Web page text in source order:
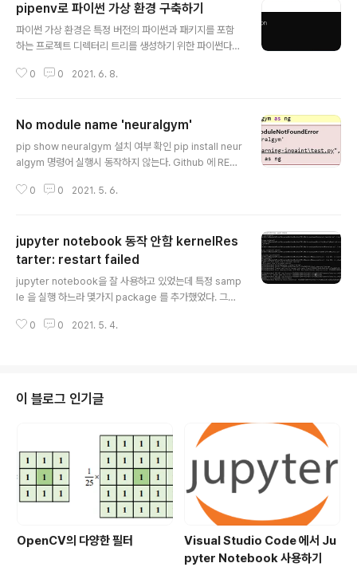
령어 pip show 패키지명 // e.g pip show opencv-p
ython (e.g) numpy 버전 확인 pip show numpy (e.
g) tensorflow 버전 확인 pip show tensorflow 여러
버전을 설치하였는데 3.9 버전에서는 아직 ten..
pipenv로 파이썬 가상 환경 구축하기
파이썬 가상 환경은 특정 버전의 파이썬과 패키지를 포함
하는 프로젝트 디렉터리 트리를 생성하기 위한 파이썬다운
이 있다. 프로젝트의 모든 패키지 및 의존 요건이 하나의 설
할 때 매우 유용하다. 혼자 작업하더라도 개발, 테스트 및
배포 등 별도의 환경을 구축하는 데 유용하다. 다른 버전의
패키지를 설치할 수 있는 별도의 파이썬 환경을 생성할 수
하는 파이썬 버전과 패키지를 설치할 수 있다. ※pipenv는
0 0 2021. 6. 8.
No module name 'neuralgym'
pip show neuralgym 설치 여부 확인 pip install neur
algym 명령어 실행시 동작하지 않는다. Github 에 REA
ralgym
0 0 2021. 5. 6.
jupyter notebook 동작 안함 kernelRes
tarter: restart failed
jupyter notebook을 잘 사용하고 있었는데 특정 samp
le 을 실행 하느라 몇가지 package 를 추가했었다. 그러
지 않는다. 에러 내용은 아래와 같이 kernel Restarter: r
el ipython jupyter_client jupyter_core traitlets ip
ython_genutils jupyter notebook tornado pip ins
0 0 2021. 5. 4.
이 블로그 인기글
OpenCV의 다양한 필터
Visual Studio Code 에서 Ju
pyter Notebook 사용하기